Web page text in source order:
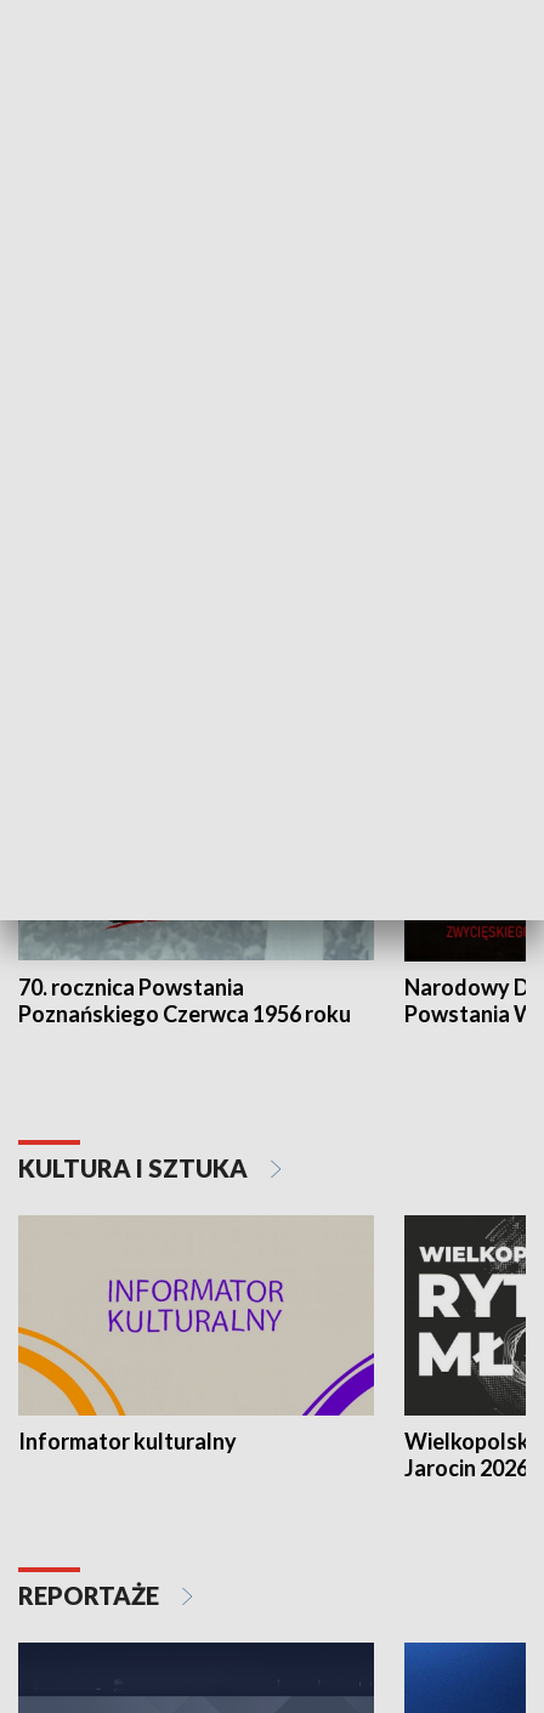
70. rocznica Powstania
Poznańskiego Czerwca 1956 roku
Narodowy
Powstania
KULTURA I SZTUKA
Informator kulturalny
Jarocin 2026
REPORTAŻE